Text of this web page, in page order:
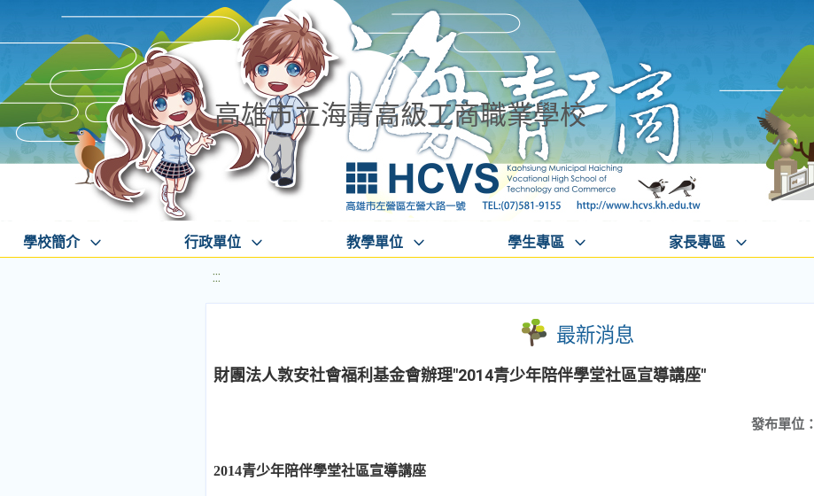
高雄市立海青高級工商職業學校
學校簡介 行政單位 教學單位 學生專區 家長專區
:::
最新消息
財團法人敦安社會福利基金會辦理"2014青少年陪伴學堂社區宣導講座"
發布單位：
2014青少年陪伴學堂社區宣導講座